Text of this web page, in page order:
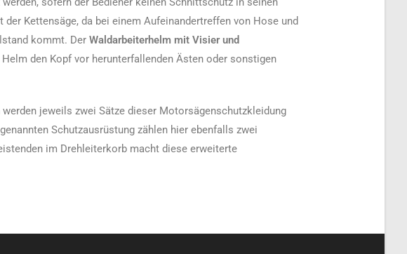
Kettensäge, da bei einem Aufeinandertreffen von Hose und
kommt. Der Waldarbeiterhelm mit Visier und
den Kopf vor herunterfallenden Ästen oder sonstigen
jeweils zwei Sätze dieser Motorsägenschutzkleidung
Schutzausrüstung zählen hier ebenfalls zwei
im Drehleiterkorb macht diese erweiterte